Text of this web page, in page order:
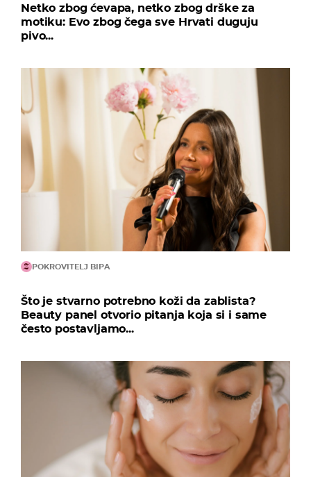
Netko zbog ćevapa, netko zbog drške za
motiku: Evo zbog čega sve Hrvati duguju
pivo...
POKROVITELJ BIPA
Što je stvarno potrebno koži da zablista?
Beauty panel otvorio pitanja koja si i same
često postavljamo...